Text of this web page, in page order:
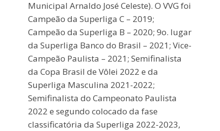
Municipal Arnaldo José Celeste). O VVG foi
Campeão da Superliga C – 2019;
Campeão da Superliga B – 2020; 9o. lugar
da Superliga Banco do Brasil – 2021; Vice-
Campeão Paulista – 2021; Semifinalista
da Copa Brasil de Vôlei 2022 e da
Superliga Masculina 2021-2022;
Semifinalista do Campeonato Paulista
2022 e segundo colocado da fase
classificatória da Superliga 2022-2023,